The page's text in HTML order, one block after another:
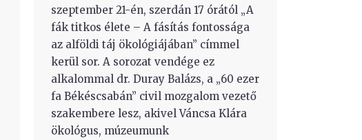
szeptember 21-én, szerdán 17 órától „A
fák titkos élete – A fásítás fontossága
az alföldi táj ökológiájában” címmel
kerül sor. A sorozat vendége ez
alkalommal dr. Duray Balázs, a „60 ezer
fa Békéscsabán” civil mozgalom vezető
szakembere lesz, akivel Váncsa Klára
ökológus, múzeumunk